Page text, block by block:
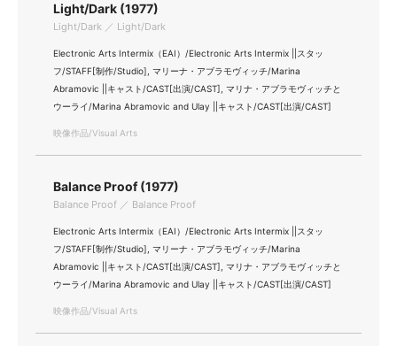
Light/Dark (1977)
Light/Dark ／ Light/Dark
Electronic Arts Intermix（EAI）/Electronic Arts Intermix ||スタッ
フ/STAFF[制作/Studio], マリーナ・アブラモヴィッチ/Marina
Abramovic ||キャスト/CAST[出演/CAST], マリナ・アブラモヴィッチと
ウーライ/Marina Abramovic and Ulay ||キャスト/CAST[出演/CAST]
映像作品/Visual Arts
Balance Proof (1977)
Balance Proof ／ Balance Proof
Electronic Arts Intermix（EAI）/Electronic Arts Intermix ||スタッ
フ/STAFF[制作/Studio], マリーナ・アブラモヴィッチ/Marina
Abramovic ||キャスト/CAST[出演/CAST], マリナ・アブラモヴィッチと
ウーライ/Marina Abramovic and Ulay ||キャスト/CAST[出演/CAST]
映像作品/Visual Arts